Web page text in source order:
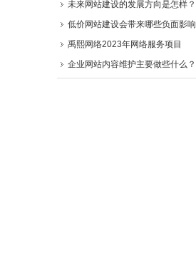
未来网站建设的发展方向是怎样？
低价网站建设会带来哪些负面影响
禹熙网络2023年网络服务项目
企业网站内容维护主要做些什么？